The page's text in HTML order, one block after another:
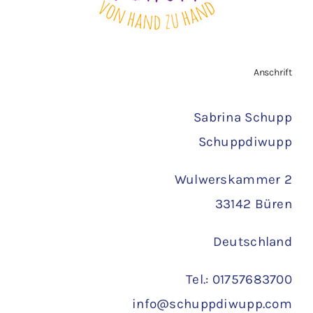
Anschrift
Sabrina Schupp
Schuppdiwupp
Wulwerskammer 2
33142 Büren
Deutschland
Tel.: 01757683700
info@schuppdiwupp.com